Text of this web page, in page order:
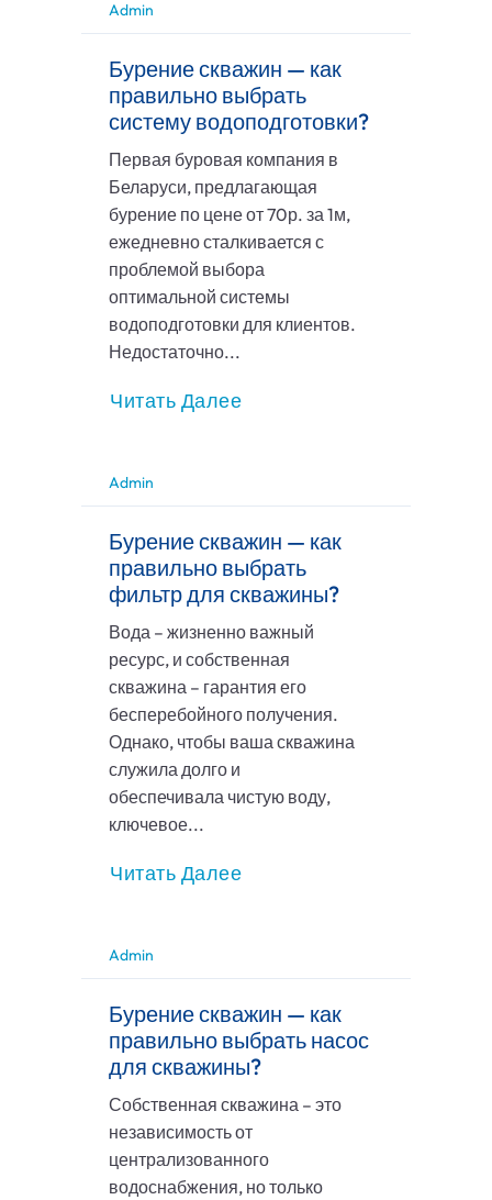
Admin
Бурение скважин — как
правильно выбрать
систему водоподготовки?
Первая буровая компания в
Беларуси, предлагающая
бурение по цене от 70р. за 1м,
ежедневно сталкивается с
проблемой выбора
оптимальной системы
водоподготовки для клиентов.
Недостаточно...
Читать Далее
Admin
Бурение скважин — как
правильно выбрать
фильтр для скважины?
Вода – жизненно важный
ресурс, и собственная
скважина – гарантия его
бесперебойного получения.
Однако, чтобы ваша скважина
служила долго и
обеспечивала чистую воду,
ключевое...
Читать Далее
Admin
Бурение скважин — как
правильно выбрать насос
для скважины?
Собственная скважина – это
независимость от
централизованного
водоснабжения, но только